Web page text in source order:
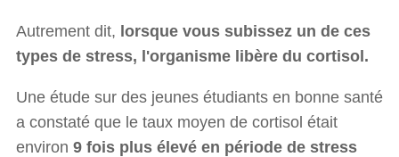
Autrement dit, lorsque vous subissez un de ces
types de stress, l'organisme libère du cortisol.
Une étude sur des jeunes étudiants en bonne santé
a constaté que le taux moyen de cortisol était
environ 9 fois plus élevé en période de stress